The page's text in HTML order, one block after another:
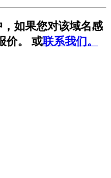
如果您对该域名感
价。 或联系我们。